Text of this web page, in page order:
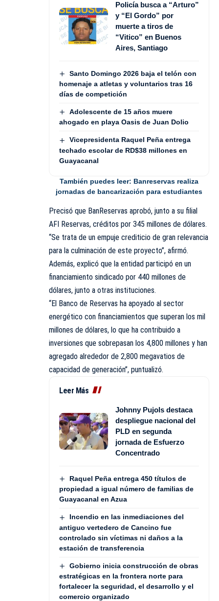
Policía busca a “Arturo”
y “El Gordo” por
muerte a tiros de
“Vitico” en Buenos
Aires, Santiago
Santo Domingo 2026 baja el telón con
homenaje a atletas y voluntarios tras 16
días de competición
Adolescente de 15 años muere
ahogado en playa Oasis de Juan Dolio
Vicepresidenta Raquel Peña entrega
techado escolar de RD$38 millones en
Guayacanal
También puedes leer: Banreservas realiza
jornadas de bancarización para estudiantes
Precisó que BanReservas aprobó, junto a su filial
AFI Reservas, créditos por 345 millones de dólares.
“Se trata de un empuje crediticio de gran relevancia
para la culminación de este proyecto”, afirmó.
Además, explicó que la entidad participó en un
financiamiento sindicado por 440 millones de
dólares, junto a otras instituciones.
“El Banco de Reservas ha apoyado al sector
energético con financiamientos que superan los mil
millones de dólares, lo que ha contribuido a
inversiones que sobrepasan los 4,800 millones y han
agregado alrededor de 2,800 megavatios de
capacidad de generación”, puntualizó.
Leer Más
Johnny Pujols destaca
despliegue nacional del
PLD en segunda
jornada de Esfuerzo
Concentrado
Raquel Peña entrega 450 títulos de
propiedad a igual número de familias de
Guayacanal en Azua
Incendio en las inmediaciones del
antiguo vertedero de Cancino fue
controlado sin víctimas ni daños a la
estación de transferencia
Gobierno inicia construcción de obras
estratégicas en la frontera norte para
fortalecer la seguridad, el desarrollo y el
comercio organizado